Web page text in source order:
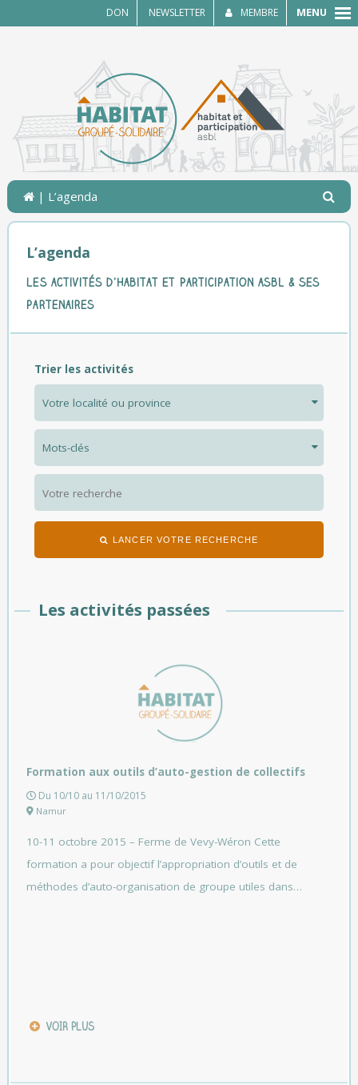
DON NEWSLETTER MEMBRE MENU
| L’agenda
L’agenda
Les activités d’Habitat et Participation asbl & ses
partenaires
Trier les activités
LANCER VOTRE RECHERCHE
Les activités passées
Formation aux outils d’auto-gestion de collectifs
Du 10/10 au 11/10/2015
Namur
10-11 octobre 2015 – Ferme de Vevy-Wéron Cette
formation a pour objectif l’appropriation d’outils et de
méthodes d’auto-organisation de groupe utiles dans…
VOIR PLUS